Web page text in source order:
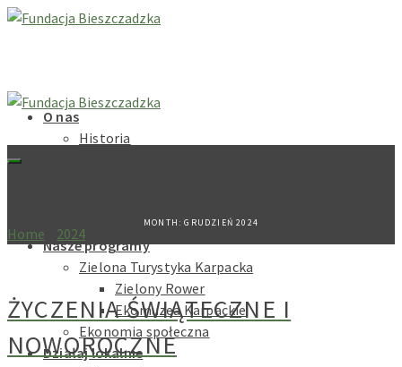
O nas
Historia
Nasze programy
Zielona Turystyka Karpacka
Zielony Rower
Ekomuzea Karpackie
Ekonomia społeczna
Działaj lokalnie
MONTH: GRUDZIEŃ 2024
Home 2024
ŻYCZENIA ŚWIĄTECZNE I
NOWOROCZNE